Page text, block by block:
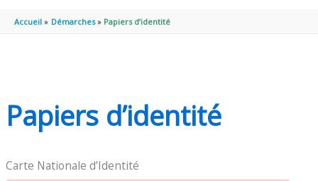
PRINCIPAL
Accueil Démarches Papiers d’identité
Papiers d’identité
Carte Nationale d’Identité